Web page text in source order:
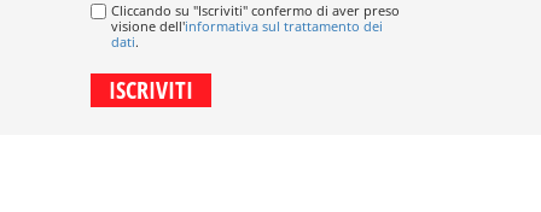
Cliccando su "Iscriviti" confermo di aver preso
visione dell'informativa sul trattamento dei
dati.